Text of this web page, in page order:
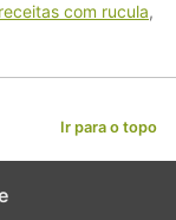
receitas com rucula,
Ir para o topo